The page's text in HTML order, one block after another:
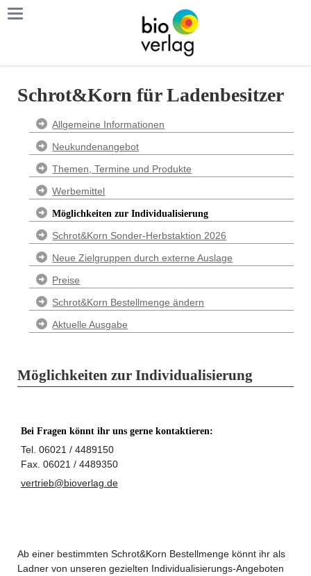
Schrot&Korn für Ladenbesitzer
Navigation
überspringen
Allgemeine Informationen
Neukundenangebot
Themen, Termine und Produkte
Werbemittel
Möglichkeiten zur Individualisierung
Schrot&Korn Sonder-Herbstaktion 2026
Neue Zielgruppen durch externe Auslage
Preise
Schrot&Korn Bestellmenge ändern
Aktuelle Ausgabe
Möglichkeiten zur Individualisierung
Bei Fragen könnt ihr uns gerne kontaktieren:
Tel. 06021 / 4489150
Fax. 06021 / 4489350
vertrieb@bioverlag.de
Ab einer bestimmten Schrot&Korn Bestellmenge könnt ihr als
Ladner von unseren gezielten Individualisierungs-Angeboten